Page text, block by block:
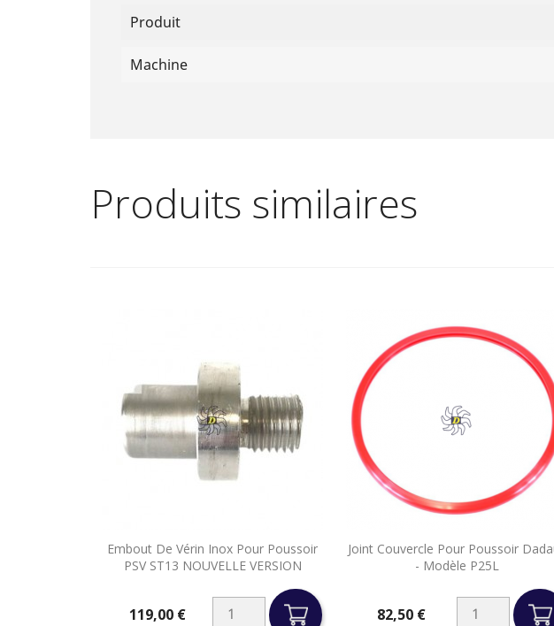
Produit
Machine
Produits similaires
Embout De Vérin Inox Pour Poussoir
PSV ST13 NOUVELLE VERSION
119,00 €
Aperçu rapide
Joint Couvercle Pour Poussoir
- Modèle P25L
82,50 €
Aperçu rapide